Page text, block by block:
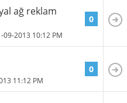
ağ reklam
09-2013 10:12 PM
0
11:12 PM
0